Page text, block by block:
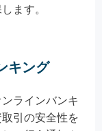
ます。
キング
ラインバンキ
引の安全性を